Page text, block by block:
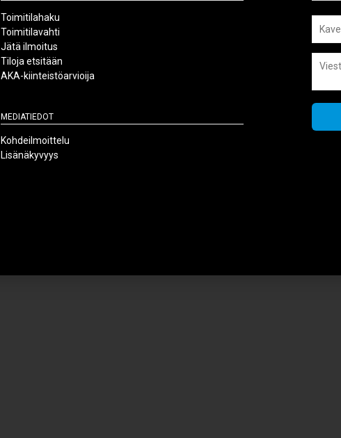
Toimitilahaku
Toimitilavahti
Jätä ilmoitus
Tiloja etsitään
AKA-kiinteistöarvioija
Mediatiedot
Kohdeilmoittelu
Lisänäkyvyys